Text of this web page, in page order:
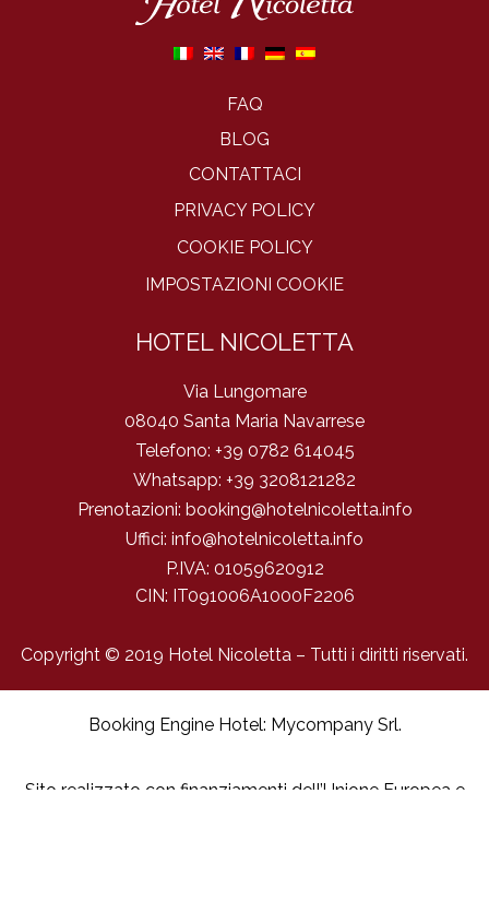
BLOG
CONTATTACI
PRIVACY POLICY
08040 Santa Maria Navarrese
Telefono: +39 0782 614045
Whatsapp: +39 3208121282
Prenotazioni: booking@hotelnicoletta.info
Uffici: info@hotelnicoletta.info
P.IVA: 01059620912
CIN: IT091006A1000F2206
con il supporto della Regione Autonoma della Sardegna.